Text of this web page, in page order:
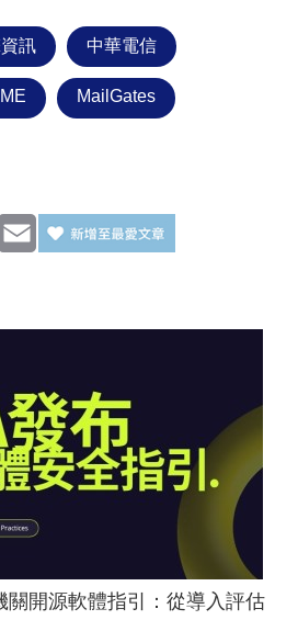
訊 中華電信
MailGates
Email
關開源軟體指引：從導入評估